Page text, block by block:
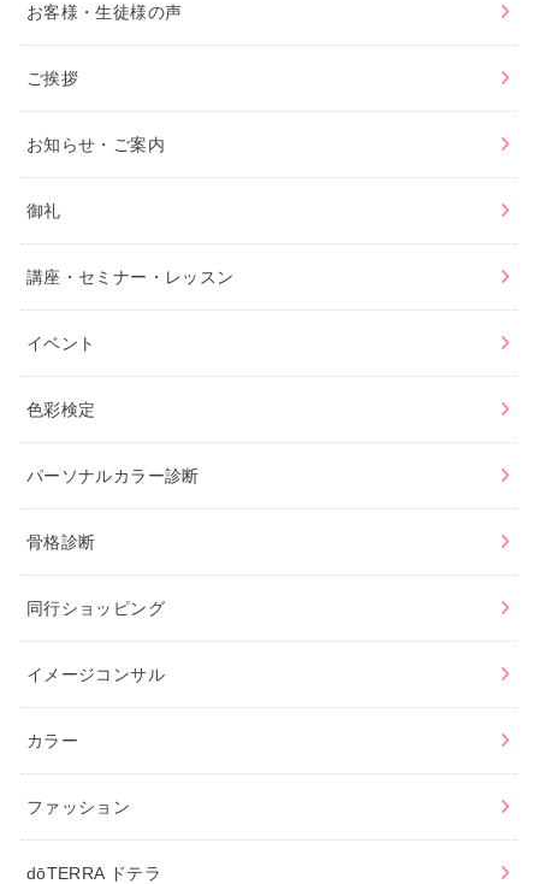
お客様・生徒様の声
ご挨拶
お知らせ・ご案内
御礼
講座・セミナー・レッスン
イベント
色彩検定
パーソナルカラー診断
骨格診断
同行ショッピング
イメージコンサル
カラー
ファッション
dōTERRA ドテラ